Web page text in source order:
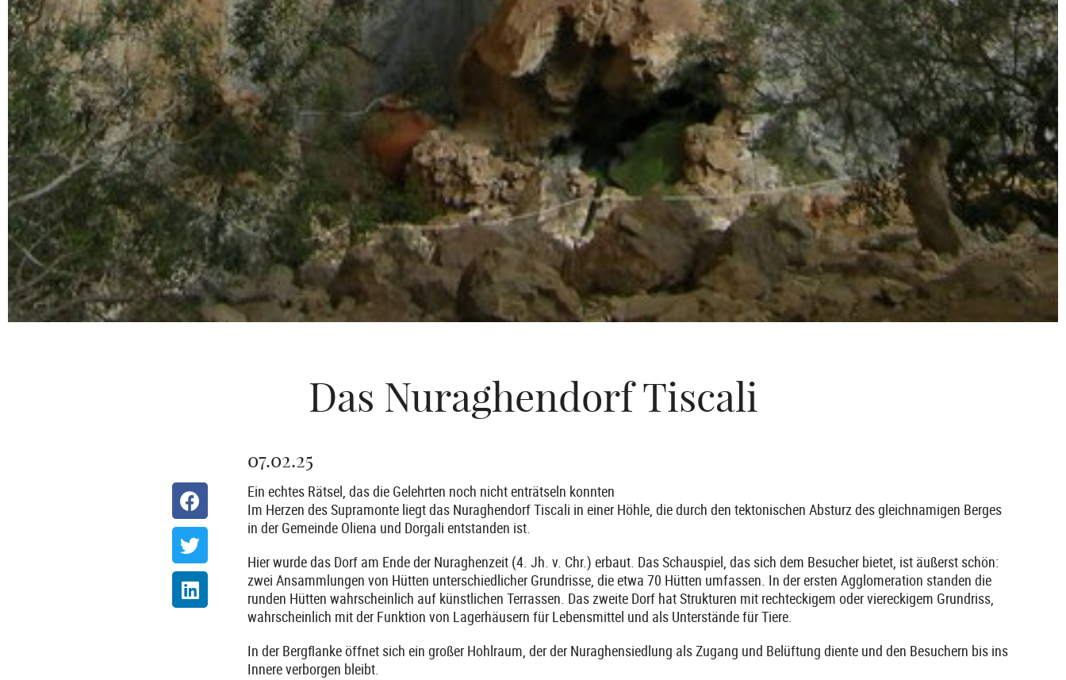
Das Nuraghendorf Tiscali
07.02.25
Ein echtes Rätsel, das die Gelehrten noch nicht enträtseln konnten
Im Herzen des Supramonte liegt das Nuraghendorf Tiscali in einer Höhle, die durch den tektonischen Absturz des gleichnamigen Berges
in der Gemeinde Oliena und Dorgali entstanden ist.
Hier wurde das Dorf am Ende der Nuraghenzeit (4. Jh. v. Chr.) erbaut. Das Schauspiel, das sich dem Besucher bietet, ist äußerst schön:
zwei Ansammlungen von Hütten unterschiedlicher Grundrisse, die etwa 70 Hütten umfassen. In der ersten Agglomeration standen die
runden Hütten wahrscheinlich auf künstlichen Terrassen. Das zweite Dorf hat Strukturen mit rechteckigem oder viereckigem Grundriss,
wahrscheinlich mit der Funktion von Lagerhäusern für Lebensmittel und als Unterstände für Tiere.
In der Bergflanke öffnet sich ein großer Hohlraum, der der Nuraghensiedlung als Zugang und Belüftung diente und den Besuchern bis ins
Innere verborgen bleibt.